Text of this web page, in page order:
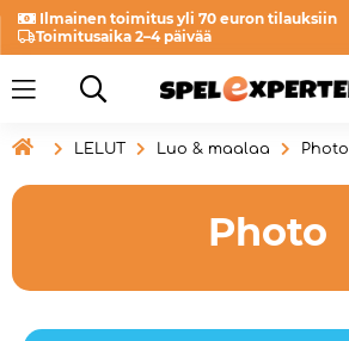
Ilmainen toimitus yli 70 euron tilauksiin
Toimitusaika 2–4 päivää
 LELUT Luo & maalaa Photo
Photo